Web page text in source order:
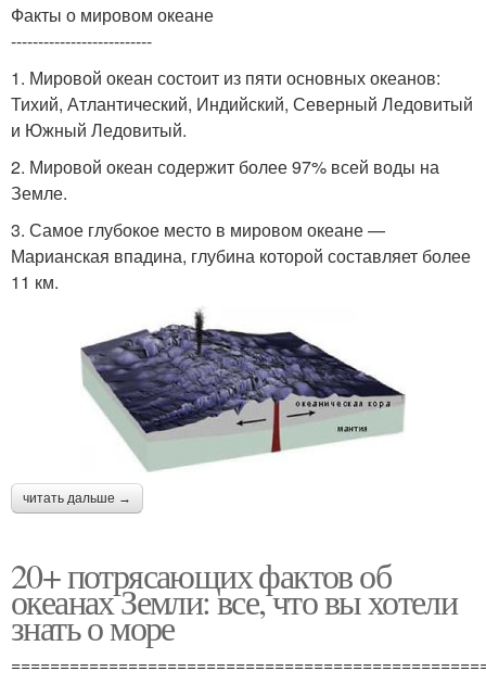
Факты о мировом океане
--------------------------
1. Мировой океан состоит из пяти основных океанов:
Тихий, Атлантический, Индийский, Северный Ледовитый
и Южный Ледовитый.
2. Мировой океан содержит более 97% всей воды на
Земле.
3. Самое глубокое место в мировом океане —
Марианская впадина, глубина которой составляет более
11 км.
читать дальше →
20+ потрясающих фактов об
океанах Земли: все, что вы хотели
знать о море